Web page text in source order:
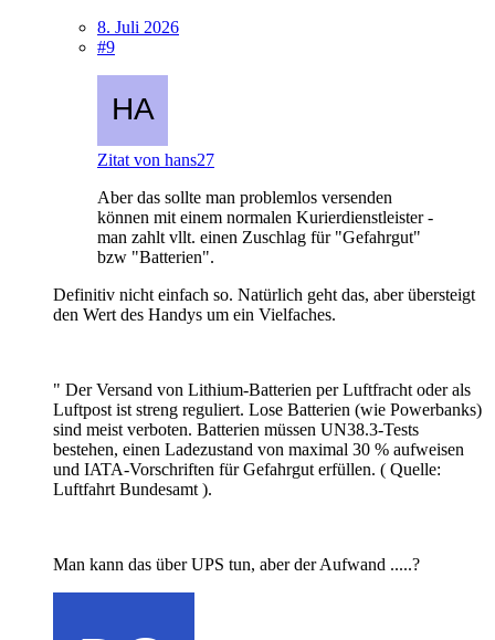
8. Juli 2026
#9
Zitat von hans27
Aber das sollte man problemlos versenden
können mit einem normalen Kurierdienstleister -
man zahlt vllt. einen Zuschlag für "Gefahrgut"
bzw "Batterien".
Definitiv nicht einfach so. Natürlich geht das, aber übersteigt
den Wert des Handys um ein Vielfaches.
" Der Versand von Lithium-Batterien per Luftfracht oder als
Luftpost ist streng reguliert. Lose Batterien (wie Powerbanks)
sind meist verboten. Batterien müssen UN38.3-Tests
bestehen, einen Ladezustand von maximal 30 % aufweisen
und IATA-Vorschriften für Gefahrgut erfüllen. ( Quelle:
Luftfahrt Bundesamt ).
Man kann das über UPS tun, aber der Aufwand .....?